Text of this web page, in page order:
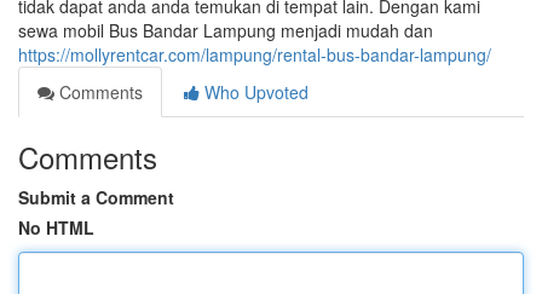
tidak dapat anda anda temukan di tempat lain. Dengan kami
sewa mobil Bus Bandar Lampung menjadi mudah dan
https://mollyrentcar.com/lampung/rental-bus-bandar-lampung/
Comments
Who Upvoted
Comments
Submit a Comment
No HTML